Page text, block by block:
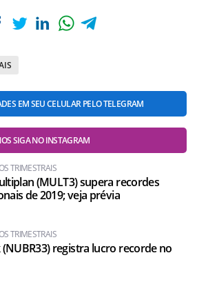
EM SEU CELULAR PELO TELEGRAM
SIGA NO INSTAGRAM
TRIMESTRAIS
(MULT3) supera recordes
de 2019; veja prévia
TRIMESTRAIS
registra lucro recorde no